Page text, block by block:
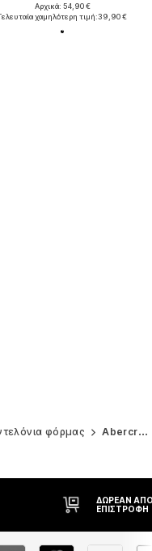
Αρχικά: 54,90 €
χαμηλότερη τιμή:39,90 €
φόρμας Abercrombie & Fitch
ΔΙΚΑΊΩΜΑ
ΗΜΕΡΏΝ